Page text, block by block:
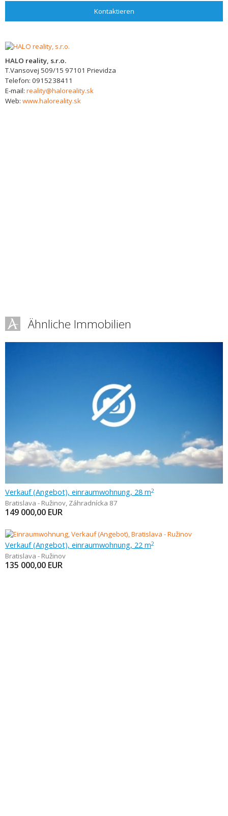
Kontaktieren
HALO reality, s.r.o.
T.Vansovej 509/15 97101 Prievidza
Telefon: 0915238411
E-mail: reality@haloreality.sk
Web: www.haloreality.sk
Ähnliche Immobilien
Verkauf (Angebot), einraumwohnung, 28 m2
Bratislava - Ružinov, Záhradnícka 87
149 000,00 EUR
Verkauf (Angebot), einraumwohnung, 22 m2
Bratislava - Ružinov
135 000,00 EUR